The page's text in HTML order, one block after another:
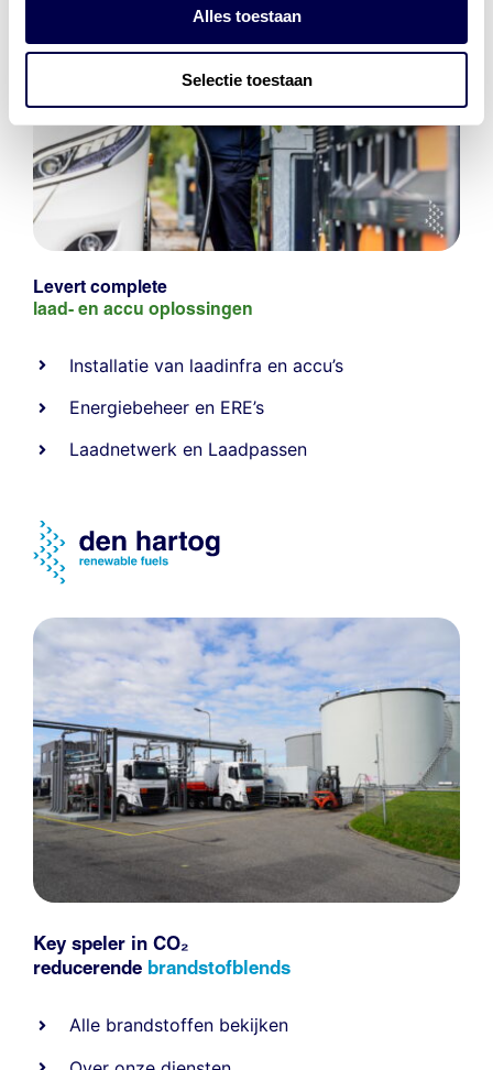
Alles toestaan
Selectie toestaan
Levert complete
laad- en accu oplossingen
Installatie van laadinfra en accu’s
Energiebeheer en ERE’s
Laadnetwerk en Laadpassen
Key speler in CO₂
reducerende brandstofblends
Alle brandstoffen bekijken